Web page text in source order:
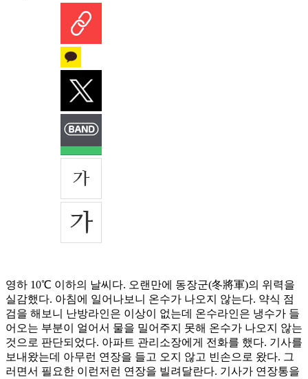
영하 10℃ 이하의 날씨다. 오랜만에 동장군(冬將軍)의 위력을
실감했다. 아침에 일어나보니 온수가 나오지 않는다. 약식 점
검을 해보니 난방라인은 이상이 없는데 온수라인은 냉수가 들
어오는 부분이 얼어서 물을 밀어주지 못해 온수가 나오지 않는
것으로 판단되었다. 아파트 관리소장에게 전화를 했다. 기사를
보내왔는데 아무런 연장을 들고 오지 않고 빈손으로 왔다. 그
러면서 필요한 이런저런 연장을 빌려달란다. 기사가 연장통을